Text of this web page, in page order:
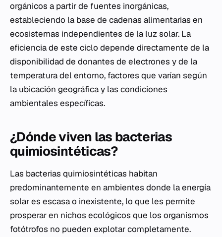
orgánicos a partir de fuentes inorgánicas,
estableciendo la base de cadenas alimentarias en
ecosistemas independientes de la luz solar. La
eficiencia de este ciclo depende directamente de la
disponibilidad de donantes de electrones y de la
temperatura del entorno, factores que varían según
la ubicación geográfica y las condiciones
ambientales específicas.
¿Dónde viven las bacterias
quimiosintéticas?
Las bacterias quimiosintéticas habitan
predominantemente en ambientes donde la energía
solar es escasa o inexistente, lo que les permite
prosperar en nichos ecológicos que los organismos
fotótrofos no pueden explotar completamente.